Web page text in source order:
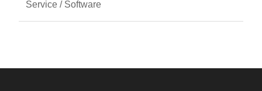
Service / Software